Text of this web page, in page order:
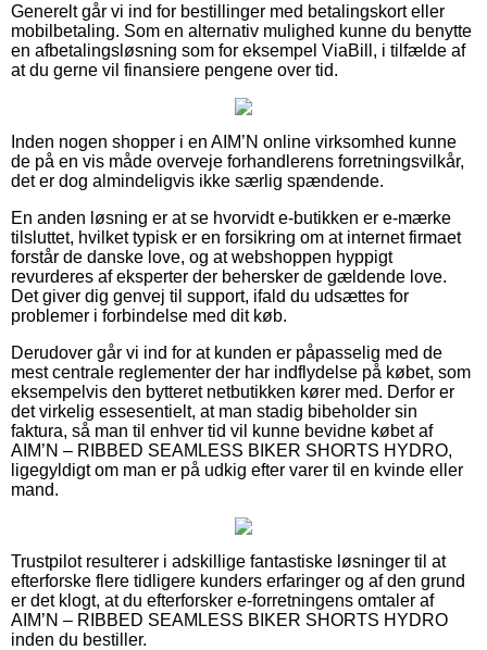
Generelt går vi ind for bestillinger med betalingskort eller
mobilbetaling. Som en alternativ mulighed kunne du benytte
en afbetalingsløsning som for eksempel ViaBill, i tilfælde af
at du gerne vil finansiere pengene over tid.
Inden nogen shopper i en AIM’N online virksomhed kunne
de på en vis måde overveje forhandlerens forretningsvilkår,
det er dog almindeligvis ikke særlig spændende.
En anden løsning er at se hvorvidt e-butikken er e-mærke
tilsluttet, hvilket typisk er en forsikring om at internet firmaet
forstår de danske love, og at webshoppen hyppigt
revurderes af eksperter der behersker de gældende love.
Det giver dig genvej til support, ifald du udsættes for
problemer i forbindelse med dit køb.
Derudover går vi ind for at kunden er påpasselig med de
mest centrale reglementer der har indflydelse på købet, som
eksempelvis den bytteret netbutikken kører med. Derfor er
det virkelig essesentielt, at man stadig bibeholder sin
faktura, så man til enhver tid vil kunne bevidne købet af
AIM’N – RIBBED SEAMLESS BIKER SHORTS HYDRO,
ligegyldigt om man er på udkig efter varer til en kvinde eller
mand.
Trustpilot resulterer i adskillige fantastiske løsninger til at
efterforske flere tidligere kunders erfaringer og af den grund
er det klogt, at du efterforsker e-forretningens omtaler af
AIM’N – RIBBED SEAMLESS BIKER SHORTS HYDRO
inden du bestiller.